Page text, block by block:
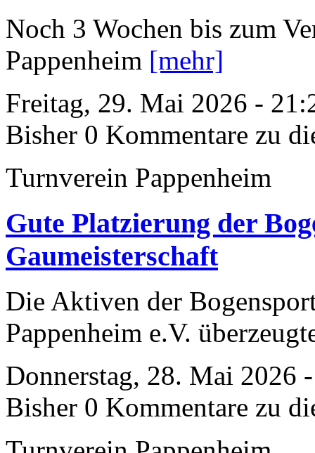
Noch 3 Wochen bis zum
Pappenheim [mehr]
Freitag, 29. Mai 2026 -
Bisher 0 Kommentare zu
Turnverein Pappenheim
Gute Platzierung der
Gaumeisterschaft
​Die Aktiven der
Pappenheim e.V.
Donnerstag, 28. Mai 2026
Bisher 0 Kommentare zu